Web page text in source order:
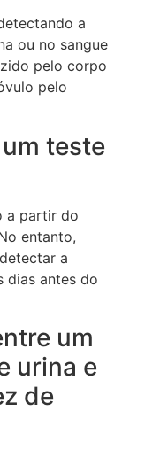
a
ou no sangue
pelo corpo
pelo
teste
a partir do
entanto,
a
dias antes do
um
urina e
de